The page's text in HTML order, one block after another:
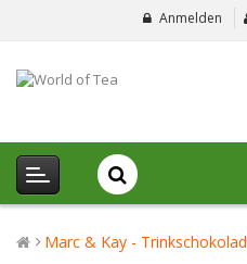
Anmelden
Marc & Kay -